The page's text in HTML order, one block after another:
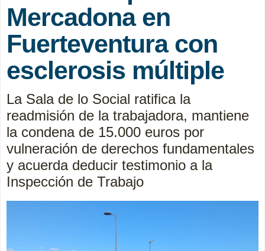
Mercadona en
Fuerteventura con
esclerosis múltiple
La Sala de lo Social ratifica la
readmisión de la trabajadora, mantiene
la condena de 15.000 euros por
vulneración de derechos fundamentales
y acuerda deducir testimonio a la
Inspección de Trabajo